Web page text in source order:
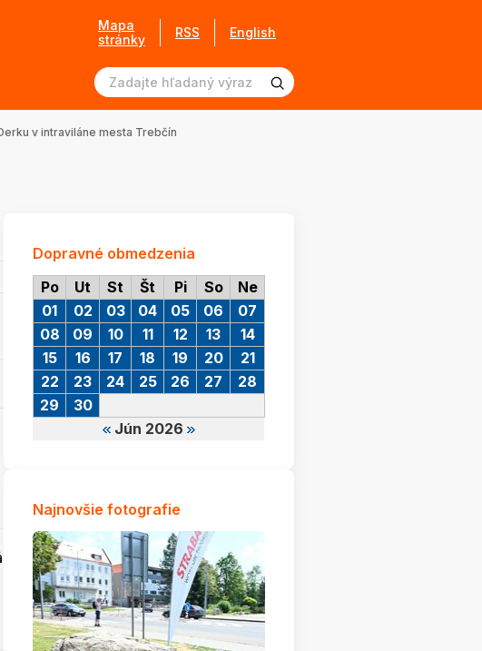
Mapa
stránky
RSS English
v intraviláne mesta Trebčín
Dopravné obmedzenia
Po
Ut St Št Pi So Ne
Jún 2026
01 02 03 04 05 06
07
08
09 10 11 12 13
14
15
16 17 18 19 20
21
22
23 24 25 26 27
28
29
30
Najnovšie fotografie